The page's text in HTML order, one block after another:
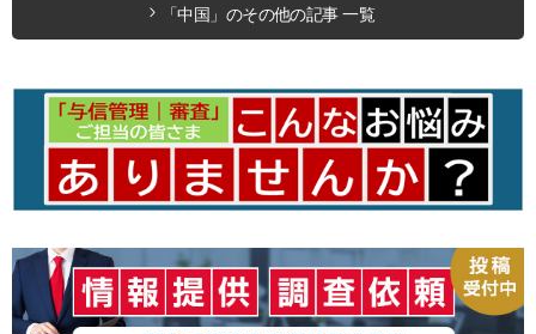
「中国」のその他の記事 一覧